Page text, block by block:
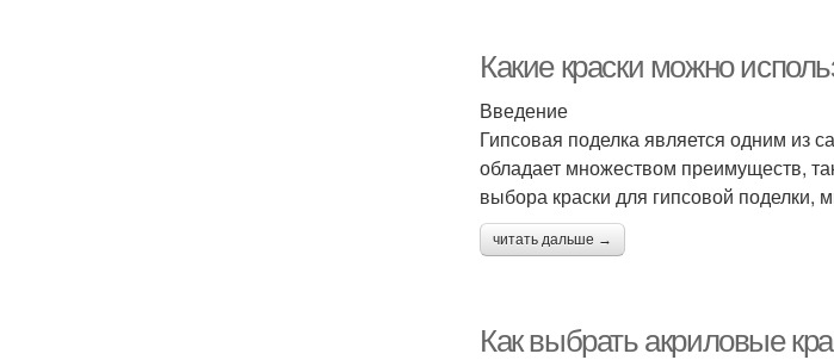
Какие краски можно
Введение
Гипсовая поделка является одним из
обладает множеством преимуществ,
выбора краски для гипсовой поделки,
читать дальше →
Как выбрать акриловые